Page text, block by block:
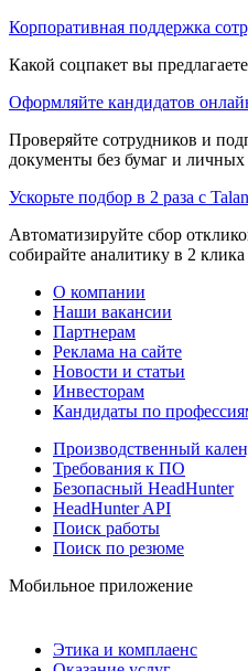
Корпоративная поддержка
Какой соцпакет вы
Оформляйте кандидатов
Проверяйте сотрудников и
документы без бумаг и личных
Ускорьте подбор в 2 раза с
Автоматизируйте сбор
собирайте аналитику в 2 клика
О компании
Наши вакансии
Партнерам
Реклама на сайте
Новости и статьи
Инвесторам
Кандидаты по
Производственный
Требования к ПО
Безопасный HeadHunter
HeadHunter API
Поиск работы
Поиск по резюме
Мобильное приложение
Этика и комплаенс